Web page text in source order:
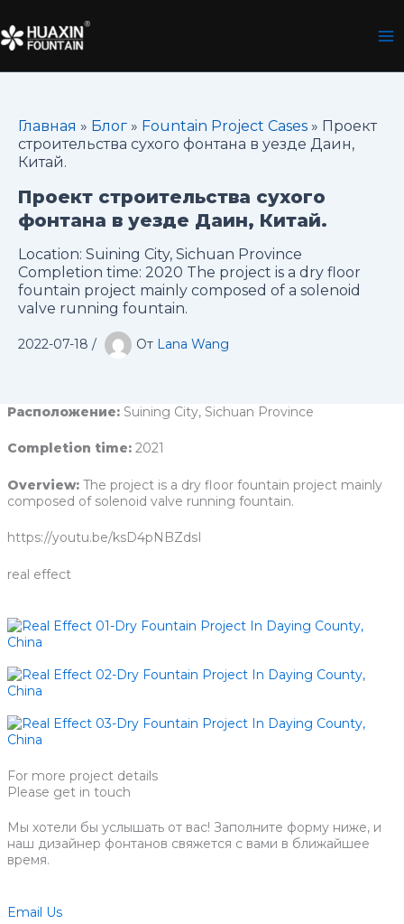
содержимому
Главная » Блог » Fountain Project Cases » Проект
строительства сухого фонтана в уезде Даин,
Китай.
Проект строительства сухого
фонтана в уезде Даин, Китай.
Location: Suining City, Sichuan Province
Completion time: 2020 The project is a dry floor
fountain project mainly composed of a solenoid
valve running fountain.
2022-07-18 / От Lana Wang
Расположение:Suining City, Sichuan Province
Completion time:2021
Overview:The project is a dry floor fountain project mainly
composed of solenoid valve running fountain.
https://youtu.be/ksD4pNBZdsI
real effect
For more project details
Please get in touch
Мы хотели бы услышать от вас! Заполните форму ниже, и
наш дизайнер фонтанов свяжется с вами в ближайшее
время.
Email Us